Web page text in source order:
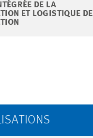
DE LA
ET LOGISTIQUE DE